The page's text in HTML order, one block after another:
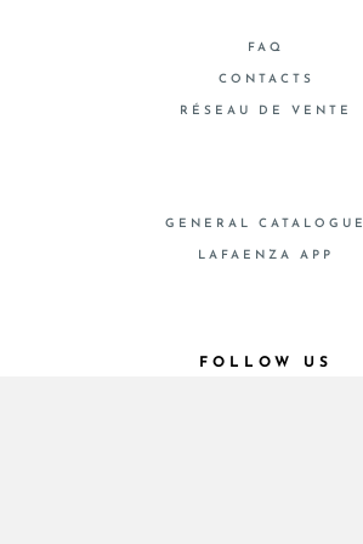
FAQ
CONTACTS
RÉSEAU DE VENTE
GENERAL CATALOGUE
LAFAENZA APP
FOLLOW US